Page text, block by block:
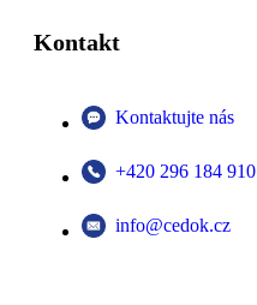
Kontakt
Kontaktujte nás
+420 296 184 910
info@cedok.cz